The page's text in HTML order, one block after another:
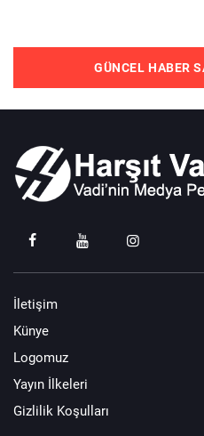
GÜNCEL HABER
İletişim
Künye
Logomuz
Yayın İlkeleri
Gizlilik Koşulları